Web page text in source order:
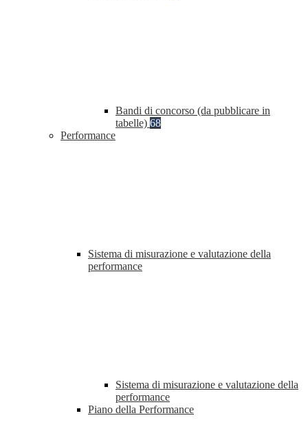
Bandi di concorso (da pubblicare in
tabelle) 68
Performance
Sistema di misurazione e valutazione della
performance
Sistema di misurazione e valutazione della
performance
Piano della Performance